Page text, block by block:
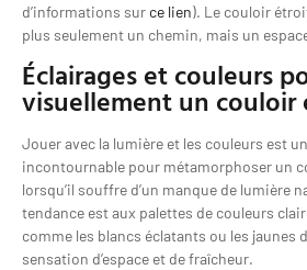
d’informations sur ce lien). Le couloir
plus seulement un chemin, mais un
Éclairages et couleurs
visuellement un
Jouer avec la lumière et les couleurs est
incontournable pour métamorphoser un
lorsqu’il souffre d’un manque de lumière
tendance est aux palettes de couleurs
comme les blancs éclatants ou les jaunes
sensation d’espace et de fraîcheur.